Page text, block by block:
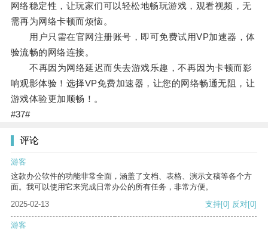
网络稳定性，让玩家们可以轻松地畅玩游戏，观看视频，无
需再为网络卡顿而烦恼。
用户只需在官网注册账号，即可免费试用VP加速器，体
验流畅的网络连接。
不再因为网络延迟而失去游戏乐趣，不再因为卡顿而影
响观影体验！选择VP免费加速器，让您的网络畅通无阻，让
游戏体验更加顺畅！。
#37#
评论
游客
这款办公软件的功能非常全面，涵盖了文档、表格、演示文稿等各个方
面。我可以使用它来完成日常办公的所有任务，非常方便。
2025-02-13
支持[0] 反对[0]
游客